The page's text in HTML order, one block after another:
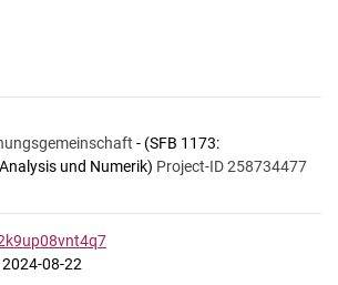
- (SFB 1173:
und Numerik) Project-ID 258734477
08-22